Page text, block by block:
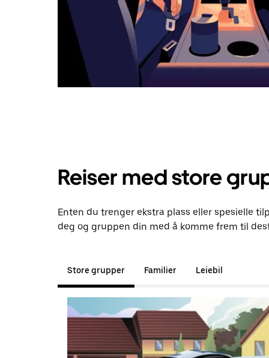
Reiser med store
Enten du trenger ekstra plass eller spesielle
deg og gruppen din med å komme frem til
Store grupper Familier Leiebil